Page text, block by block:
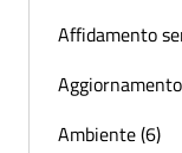
Affidamento
Ambiente (6)